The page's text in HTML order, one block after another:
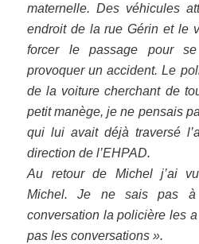
maternelle. Des véhicules
endroit de la rue Gérin et le
forcer le passage pour
provoquer un accident. Le
de la voiture cherchant de
petit manège, je ne pensais
qui lui avait déjà traversé
direction de l’EHPAD.
Au retour de Michel j’ai
Michel. Je ne sais pas
conversation la policière les
pas les conversations ».